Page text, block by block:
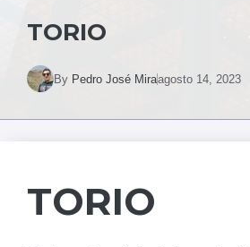
TORIO
By Pedro José Miraagosto 14, 2023
TORIO